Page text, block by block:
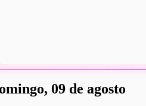
09 de agosto